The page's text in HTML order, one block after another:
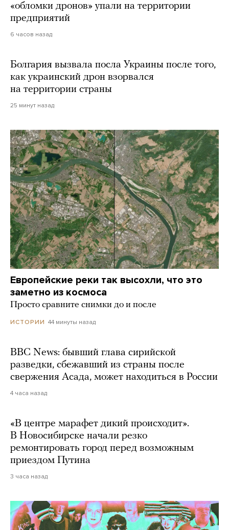
«обломки дронов» упали на территории
предприятий
6 часов назад
Болгария вызвала посла Украины после того,
как украинский дрон взорвался
на территории страны
25 минут назад
Европейские реки так высохли, что это
заметно из космоса
Просто сравните снимки до и после
ИСТОРИИ 44 минуты назад
BBC News: бывший глава сирийской
разведки, сбежавший из страны после
свержения Асада, может находиться в России
4 часа назад
«В центре марафет дикий происходит».
В Новосибирске начали резко
ремонтировать город перед возможным
приездом Путина
3 часа назад